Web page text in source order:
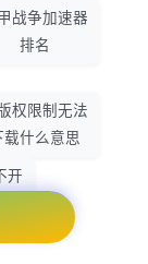
战争加速器
排名
权限制无法
载什么意思
开